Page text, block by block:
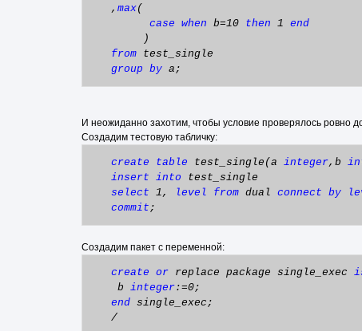
, max(
case when b=10 then 1 end
)
from test_single
group by a;
И неожиданно захотим, чтобы условие проверялось ровно
Создадим тестовую табличку:
create table test_single(a integer,b
insert into test_single
select 1, level from dual connect by
commit;
Создадим пакет с переменной:
create or replace package single_exec
b integer:=0;
end single_exec;
/